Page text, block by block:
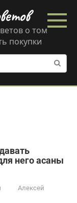
о том
покупки
него асаны
Алексей